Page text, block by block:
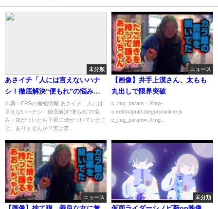
未分類
あさイチ「人には言えないハナ
シ！徹底解決“便もれ”の悩み」
[字] …の番組内容解析まとめ
出典：EPGの番組情報 あさイチ「人には
言えないハナシ！徹底解決“便もれ”の悩
み」気がついたら下着に便がついていたこ
と、ありませんか？実は若...
ニュース
【画像】井手上漠さん、太もも
丸出しで限界突破
c_img_param=; //img-
c.net/output/category/anime.js
c_img_param=; //img...
ニュース 未分類